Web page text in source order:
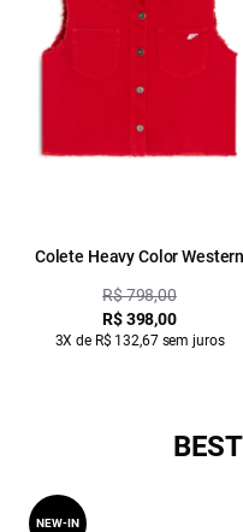
Colete Heavy Color Western
R$ 798,00
R$ 398,00
3X de R$ 132,67 sem juros
NEW-IN